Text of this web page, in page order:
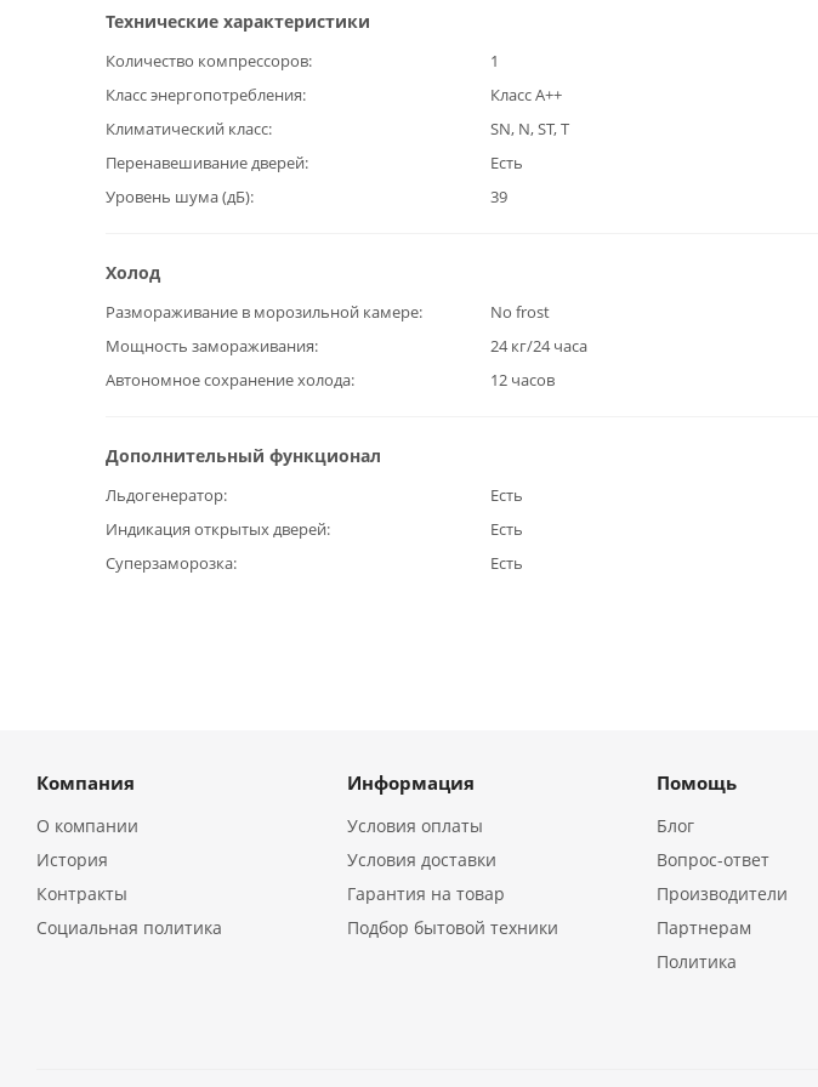
Технические характеристики
Количество компрессоров
1
Класс энергопотребления
Класс А++
Климатический класс
SN, N, ST, T
Перенавешивание дверей
Есть
Уровень шума (дБ)
39
Холод
Размораживание в морозильной камере
No frost
Мощность замораживания
24 кг/24 часа
Автономное сохранение холода
12 часов
Дополнительный функционал
Льдогенератор
Есть
Индикация открытых дверей
Есть
Суперзаморозка
Есть
Компания
О компании
История
Контракты
Социальная политика
Информация
Условия оплаты
Условия доставки
Гарантия на товар
Подбор бытовой техники
Помощь
Блог
Вопрос-ответ
Производители
Партнерам
Политика